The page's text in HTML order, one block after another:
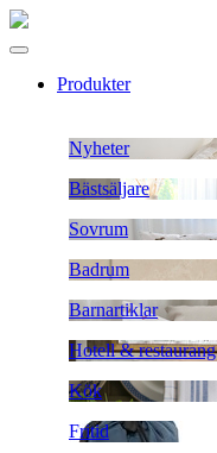
Produkter
Nyheter
Bästsäljare
Sovrum
Badrum
Barnartiklar
Hotell & restaurang
Kök
Fritid